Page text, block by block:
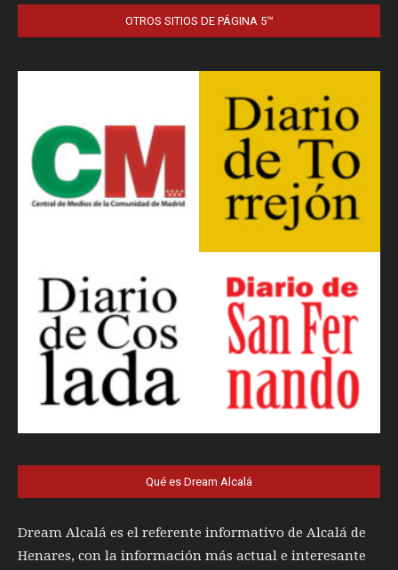
OTROS SITIOS DE PÁGINA 5™
Qué es Dream Alcalá
Dream Alcalá es el referente informativo de Alcalá de
Henares, con la información más actual e interesante